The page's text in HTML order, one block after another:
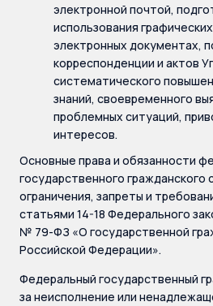
электронной почтой,
использования
электронных документах,
корреспонденции и актов
систематического
знаний, своевременного
проблемных ситуаций,
интересов.
Основные права и обязанности
государственного
ограничения, запреты и
статьями 14-18 Федерального
№ 79-ФЗ «О государственной
Российской Федерации».
Федеральный государственный
за неисполнение или